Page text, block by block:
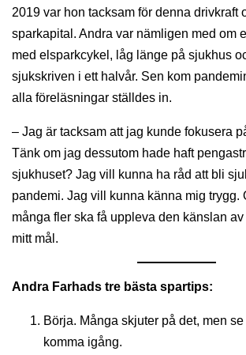
2019 var hon tacksam för denna drivkraft
sparkapital. Andra var nämligen med om
med elsparkcykel, låg länge på sjukhus
sjukskriven i ett halvår. Sen kom
alla föreläsningar ställdes in.
– Jag är tacksam att jag kunde fokusera
Tänk om jag dessutom hade haft
sjukhuset? Jag vill kunna ha råd att bli
pandemi. Jag vill kunna känna mig trygg.
många fler ska få uppleva den känslan
mitt mål.
Andra Farhads tre bästa spartips:
Börja. Många skjuter på det, men
komma igång.